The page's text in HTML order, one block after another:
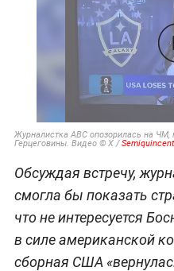
Журналистка ABC опозорилась на
Герцеговины. Видео © Х /
Обсуждая встречу,
смогла бы показать
что не интересуется
в силе американской
сборная США